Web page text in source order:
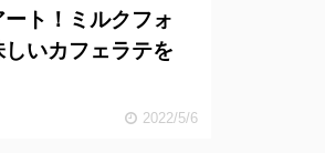
ト！ミルクフォ
いカフェラテを
2022/5/6